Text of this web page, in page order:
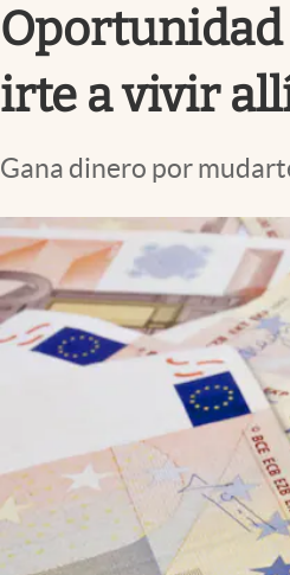
Oportunidad
irte a vivir
Gana dinero por